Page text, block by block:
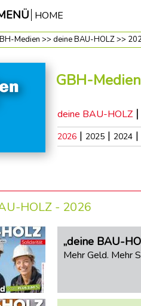
HOME
Medien >> deine BAU-HOLZ>>
GBH-Medien
deine BAU-HOLZ |
2026 | 2025 | 2024 |
HOLZ - 2026
„deine BAU-
Mehr Geld. Mehr